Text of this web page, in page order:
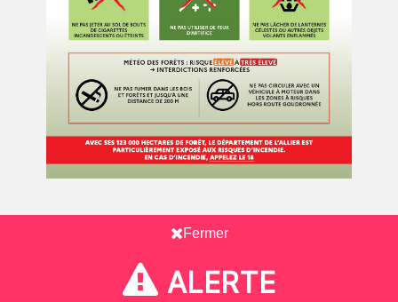
Fermer
ALERTE